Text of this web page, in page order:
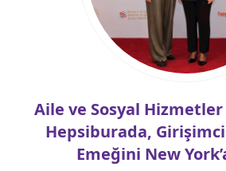
Aile ve Sosyal Hizmetler
Hepsiburada, Girişimci
Emeğini New